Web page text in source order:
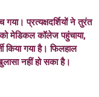
प्रत्यक्षदर्शियों ने तुरंत
मेडिकल कॉलेज पहुंचाया,
किया गया है। फिलहाल
नहीं हो सका है।